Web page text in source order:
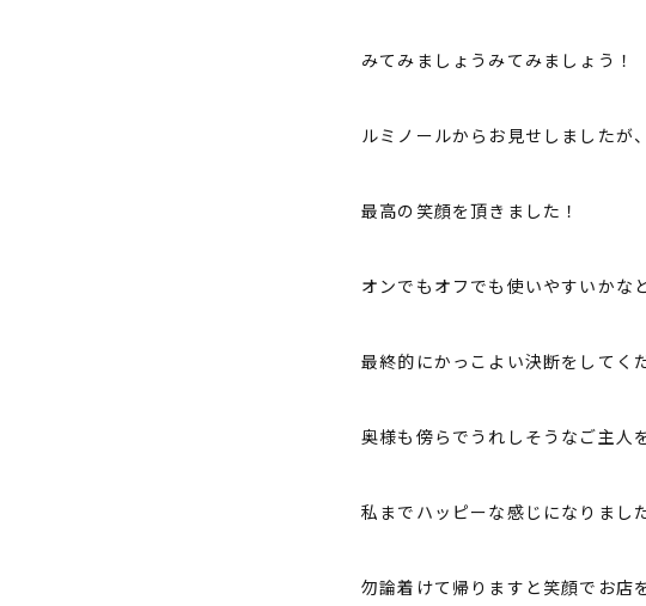
みてみましょうみてみましょう！
ルミノールからお見せしましたが
最高の笑顔を頂きました！
オンでもオフでも使いやすいかな
最終的にかっこよい決断をしてく
奥様も傍らでうれしそうなご主人
私までハッピーな感じになりまし
勿論着けて帰りますと笑顔でお店